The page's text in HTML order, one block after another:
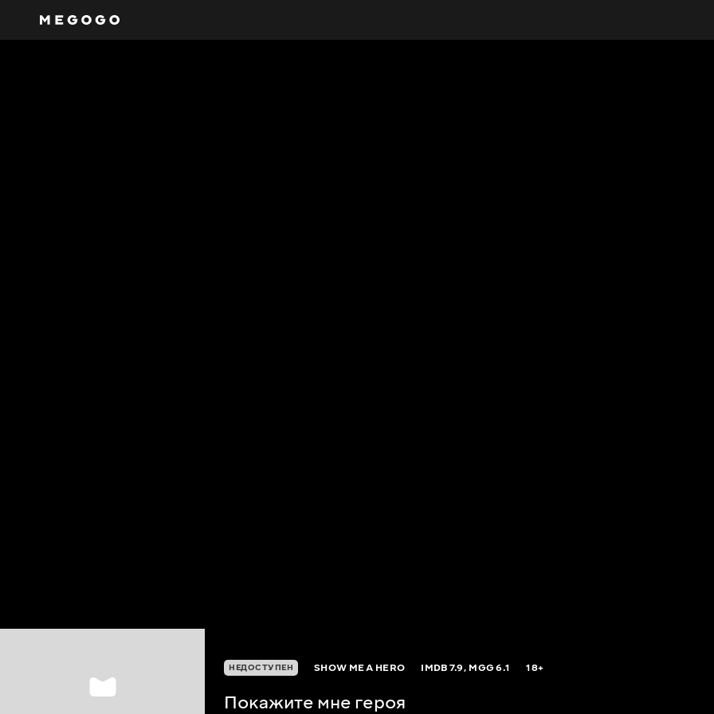
НЕДОСТУПЕН SHOW ME A HERO IMDB7.9, MGG6.1 18+
Покажите мне героя